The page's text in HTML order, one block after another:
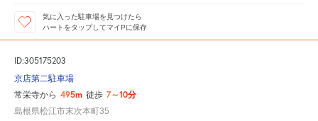
気に入った駐車場を見つけたら
ハートをタップしてマイPに保存
ID:305175203
京店第二駐車場
常栄寺から 495m 徒歩 7～10分
島根県松江市末次本町35